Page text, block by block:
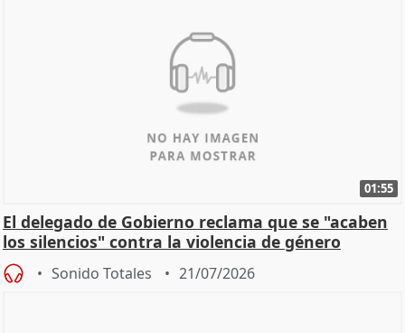
01:55
El delegado de Gobierno reclama que se "acaben
los silencios" contra la violencia de género
Sonido Totales 21/07/2026